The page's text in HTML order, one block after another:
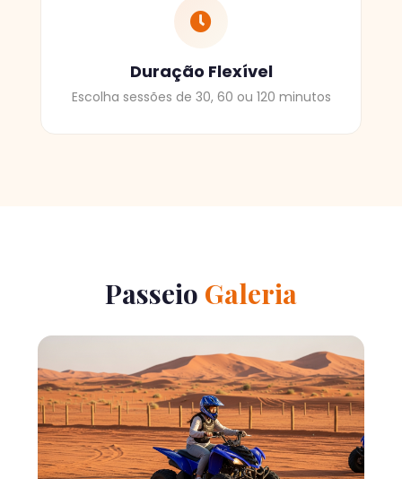
Duração Flexível
Escolha sessões de 30, 60 ou 120 minutos
Passeio Galeria